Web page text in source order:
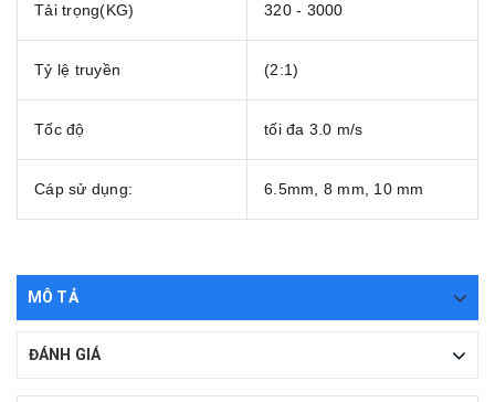
Tải trọng(KG) 320 - 3000
Tỷ lệ truyền (2:1)
Tốc độ tối đa 3.0 m/s
Cáp sử dụng: 6.5mm, 8 mm, 10 mm
MÔ TẢ
ĐÁNH GIÁ